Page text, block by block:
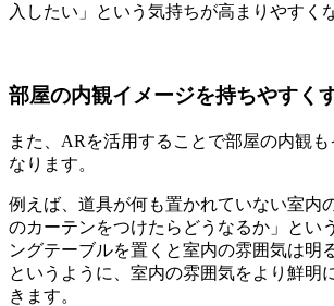
入したい」という気持ちが高まりやすく
部屋の内観イメージを持ちやすく
また、ARを活用することで部屋の内観も
なります。
例えば、道具が何も置かれていない室内
のカーテンをつけたらどうなるか」とい
ングテーブルを置くと室内の雰囲気は明
というように、室内の雰囲気をより鮮明
きます。